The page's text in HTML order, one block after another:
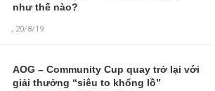
như thế nào?
, 20/8/19
AOG – Community Cup quay trở lại với
giải thưởng “siêu to khổng lồ”